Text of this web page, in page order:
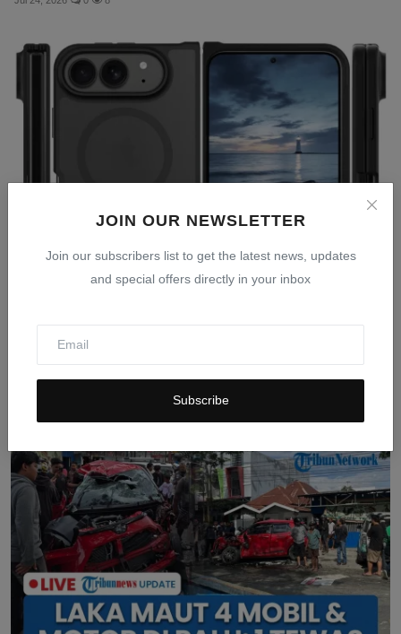
JOIN OUR NEWSLETTER
Join our subscribers list to get the latest news, updates
and special offers directly in your inbox
Subscribe
iPhone Ultra Tertunda: Masalah Engsel dan Daya Tahan